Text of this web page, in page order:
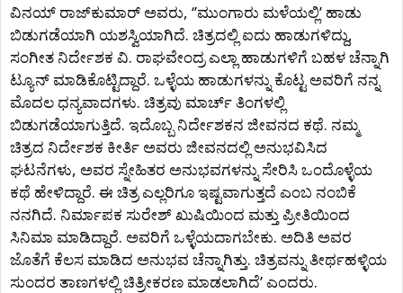
ವಿನಯ್‍ ರಾಜ್‍ಕುಮಾರ್ ಅವರು, ‘’ಮುಂಗಾರು ಮಳೆಯಲ್ಲಿ’ ಹಾಡು
ಬಿಡುಗಡೆಯಾಗಿ ಯಶಸ್ವಿಯಾಗಿದೆ. ಚಿತ್ರದಲ್ಲಿ ಐದು ಹಾಡುಗಳಿದ್ದು,
ಸಂಗೀತ ನಿರ್ದೇಶಕ ವಿ. ರಾಘವೇಂದ್ರ ಎಲ್ಲಾ ಹಾಡುಗಳಿಗೆ ಬಹಳ ಚೆನ್ನಾಗಿ
ಟ್ಯೂನ್‍ ಮಾಡಿಕೊಟ್ಟಿದ್ದಾರೆ. ಒಳ್ಳೆಯ ಹಾಡುಗಳನ್ನು ಕೊಟ್ಟ ಅವರಿಗೆ ನನ್ನ
ಮೊದಲ ಧನ್ಯವಾದಗಳು. ಚಿತ್ರವು ಮಾರ್ಚ್ ತಿಂಗಳಲ್ಲಿ
ಬಿಡುಗಡೆಯಾಗುತ್ತಿದೆ. ಇದೊಬ್ಬ ನಿರ್ದೇಶಕನ ಜೀವನದ ಕಥೆ. ನಮ್ಮ
ಚಿತ್ರದ ನಿರ್ದೇಶಕ ಕೀರ್ತಿ ಅವರು ಜೀವನದಲ್ಲಿ ಅನುಭವಿಸಿದ
ಘಟನೆಗಳು, ಅವರ ಸ್ನೇಹಿತರ ಅನುಭವಗಳನ್ನು ಸೇರಿಸಿ ಒಂದೊಳ್ಳೆಯ
ಕಥೆ ಹೇಳಿದ್ದಾರೆ. ಈ ಚಿತ್ರ ಎಲ್ಲರಿಗೂ ಇಷ್ಟವಾಗುತ್ತದೆ ಎಂಬ ನಂಬಿಕೆ
ನನಗಿದೆ. ನಿರ್ಮಾಪಕ ಸುರೇಶ್‍ ಖುಷಿಯಿಂದ ಮತ್ತು ಪ್ರೀತಿಯಿಂದ
ಸಿನಿಮಾ ಮಾಡಿದ್ದಾರೆ. ಅವರಿಗೆ ಒಳ್ಳೆಯದಾಗಬೇಕು. ಅದಿತಿ ಅವರ
ಜೊತೆಗೆ ಕೆಲಸ ಮಾಡಿದ ಅನುಭವ ಚೆನ್ನಾಗಿತ್ತು. ಚಿತ್ರವನ್ನು ತೀರ್ಥಹಳ್ಳಿಯ
ಸುಂದರ ತಾಣಗಳಲ್ಲಿ ಚಿತ್ರೀಕರಣ ಮಾಡಲಾಗಿದೆ’ ಎಂದರು.